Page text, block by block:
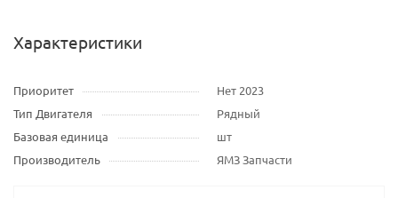
Характеристики
Приоритет
Нет 2023
Тип Двигателя
Рядный
Базовая единица
шт
Производитель
ЯМЗ Запчасти